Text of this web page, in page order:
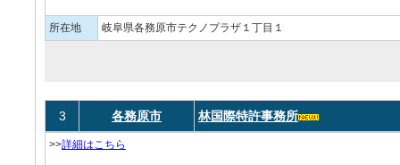
所在地 岐阜県各務原市テクノプラザ１丁目１
3 各務原市 林国際特許事務所
>>詳細はこちら